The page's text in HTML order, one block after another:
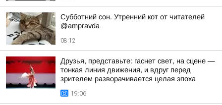
Субботний сон. Утренний кот от читателей
@ampravda
08:12
Друзья, представьте: гаснет свет, на сцене —
тонкая линия движения, и вдруг перед
зрителем разворачивается целая эпоха
19:06